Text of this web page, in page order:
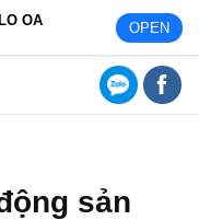
OA OPEN
sản